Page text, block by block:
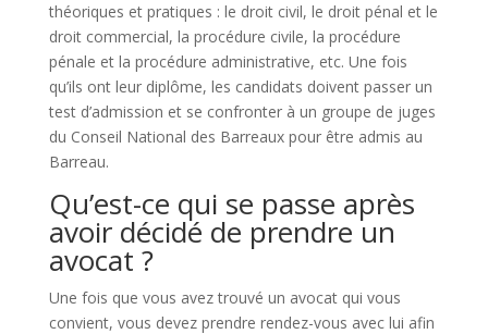
théoriques et pratiques : le droit civil, le droit pénal et le
droit commercial, la procédure civile, la procédure
pénale et la procédure administrative, etc. Une fois
qu’ils ont leur diplôme, les candidats doivent passer un
test d’admission et se confronter à un groupe de juges
du Conseil National des Barreaux pour être admis au
Barreau.
Qu’est-ce qui se passe après
avoir décidé de prendre un
avocat ?
Une fois que vous avez trouvé un avocat qui vous
convient, vous devez prendre rendez-vous avec lui afin